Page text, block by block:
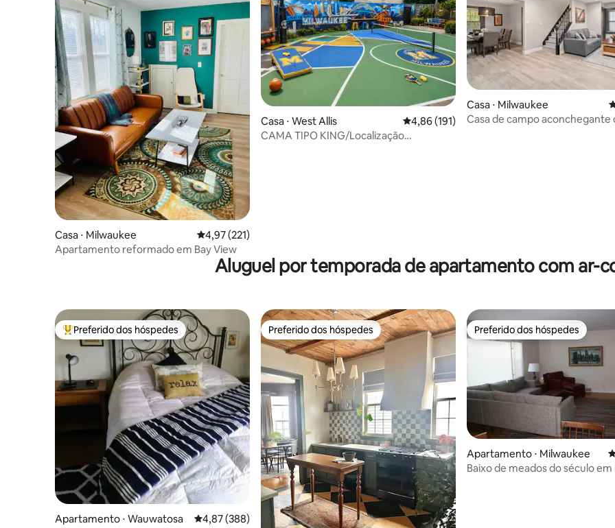
Casa ⋅ Milwaukee 4,97 de uma avaliação média de 5, 221 avaliações
4,97 (221)
Apartamento reformado em Bay View
Casa ⋅ West Allis 4,86 de uma avaliação média de 5, 191
4,86 (191)
CAMA TIPO KING/Localização
Casa ⋅ Milwaukee
Casa de campo aconchegante
Aluguel por temporada de apartamento com ar-
Entre os melhores preferidos dos hóspedes
Preferido dos hóspedes
Apartamento ⋅ Wauwatosa 4,87 de uma avaliação média de 5, 388 avaliações
4,87 (388)
Preferido dos hóspedes
Preferido dos hóspedes Preferido dos hóspedes
Preferido dos hóspedes
Apartamento ⋅ Milwaukee
Baixo de meados do século